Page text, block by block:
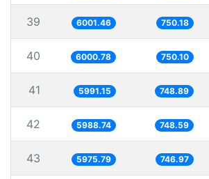
39 6001.46 750.18
40 6000.78 750.10
41 5991.15 748.89
42 5988.74 748.59
43 5975.79 746.97